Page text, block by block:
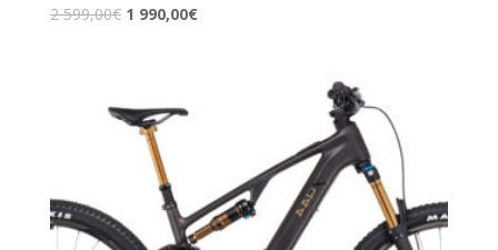
2 599,00€ 1 990,00€